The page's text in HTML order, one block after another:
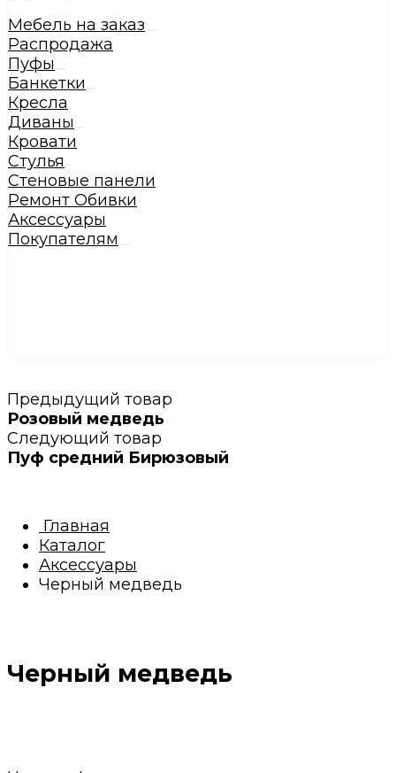
Мебель на заказ
Распродажа
Пуфы
Банкетки
Кресла
Диваны
Кровати
Стулья
Стеновые панели
Ремонт Обивки
Аксессуары
Покупателям
Предыдущий товар
Розовый медведь
Следующий товар
Пуф средний Бирюзовый
Главная
Каталог
Аксессуары
Черный медведь
Черный медведь